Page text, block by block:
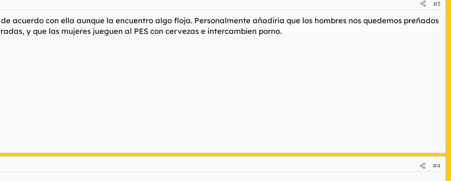
sexos."
abril de 2009.-José Alberto Cabañes Andrés, Diputado.-Ramón Jáuregui Atondo, Portavoz del Grupo Parlamentario Socialista.
#3
acuerdo con ella aunque la encuentro algo floja. Personalmente añadiría que los hombres nos quedemos preñados
y que las mujeres jueguen al PES con cervezas e intercambien porno.
#4